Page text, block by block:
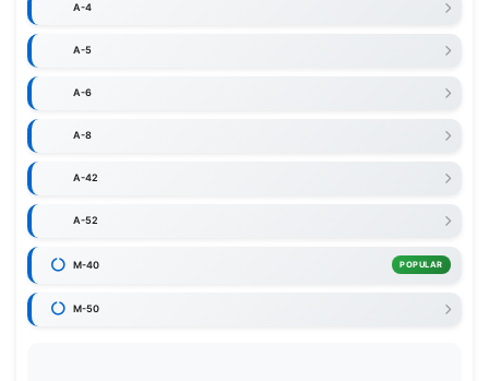
A-4
A-5
A-6
A-8
A-42
A-52
M-40 POPULAR
M-50